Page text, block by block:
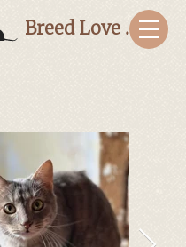
Breed Love Bulgaria